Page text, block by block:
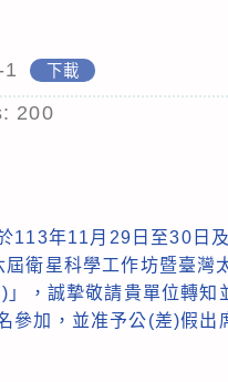
下載
200
113年11月29日至30日
屆衛星科學工作坊暨臺灣
」，誠摯敬請貴單位轉知
參加，並准予公(差)假出